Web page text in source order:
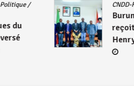
Politique/
du
CNDD-